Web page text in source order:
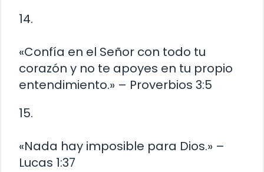
14.
«Confía en el Señor con todo tu
corazón y no te apoyes en tu propio
entendimiento.» – Proverbios 3:5
15.
«Nada hay imposible para Dios.» –
Lucas 1:37